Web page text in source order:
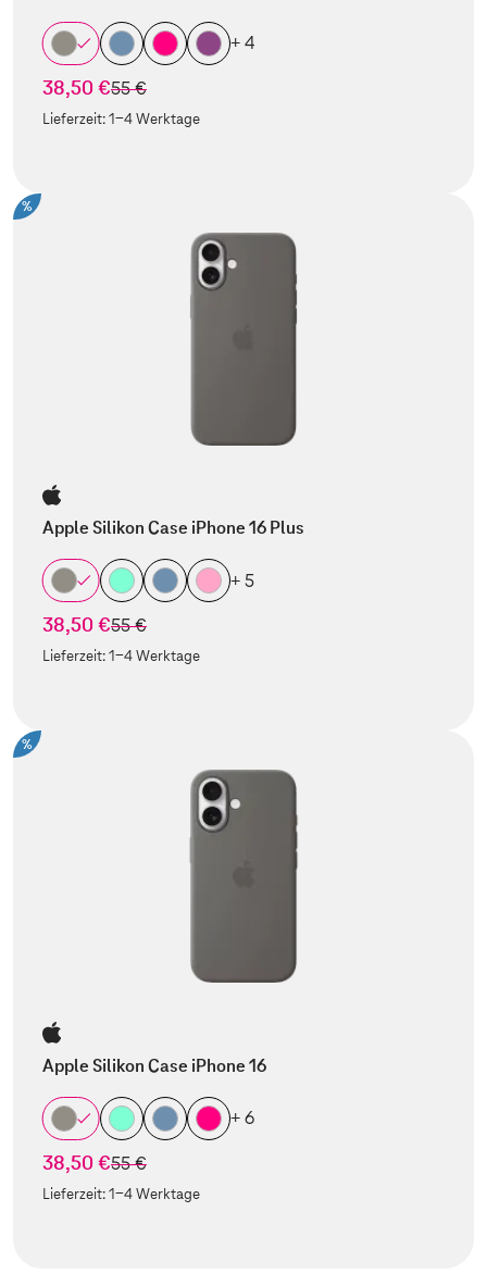
+ 4
38,50 €statt
55 €
Lieferzeit:1-4 Werktage
%
Apple Silikon Case iPhone 16 Plus
+ 5
38,50 €statt
55 €
Lieferzeit:1-4 Werktage
%
Apple Silikon Case iPhone 16
+ 6
38,50 €statt
55 €
Lieferzeit:1-4 Werktage